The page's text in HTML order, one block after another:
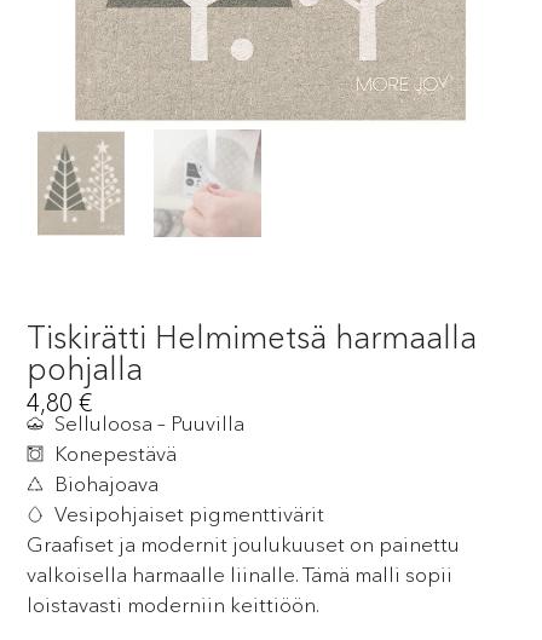
Tiskirätti Helmimetsä harmaalla
pohjalla
4,80€
Selluloosa – Puuvilla
Konepestävä
Biohajoava
Vesipohjaiset pigmenttivärit
Graafiset ja modernit joulukuuset on painettu
valkoisella harmaalle liinalle. Tämä malli sopii
loistavasti moderniin keittiöön.